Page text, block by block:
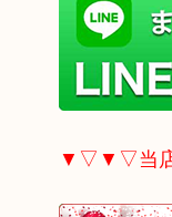
▼▽▼▽当店